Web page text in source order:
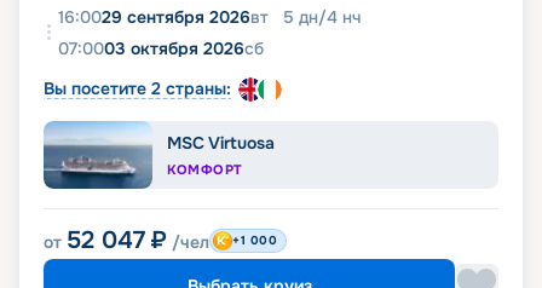
16:0029 сентября 2026вт 5 дн/4 нч
07:0003 октября 2026сб
Вы посетите 2 страны:
MSC Virtuosa
КОМФОРТ
от 52 047 ₽ /чел +1 000